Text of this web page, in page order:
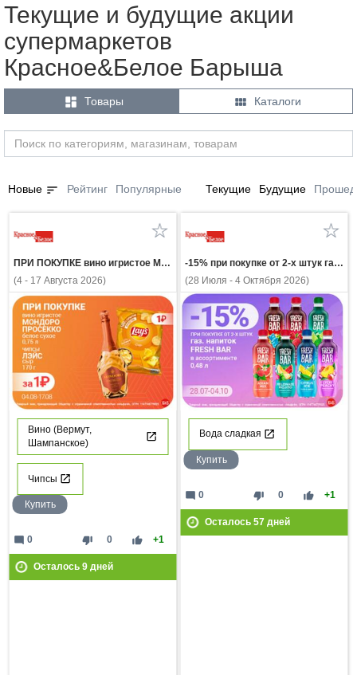
Текущие и будущие акции
супермаркетов
Красное&Белое Барыша
 Товары  Каталоги
Новые sort Рейтинг Популярные Текущие Будущие
ПРИ ПОКУПКЕ вино игристое МОНДОРО ПРОСЕККО белое сухое 0,75л чипсы ЛЭЙС сыр 170г за 1 рубль
(4 - 17 Августа 2026)
Вино (Вермут,
Шампанское)
Чипсы
Купить
thumb_down 0 thumb_up +1
mode_comment 0
Осталось 9дней
-15% при покупке от 2-х штук газ напиток FRESH BAR в ассортимент 0,48л
(28 Июля - 4 Октября 2026)
Вода сладкая
Купить
thumb_down 0 thumb_up +1
mode_comment 0
Осталось 57дней